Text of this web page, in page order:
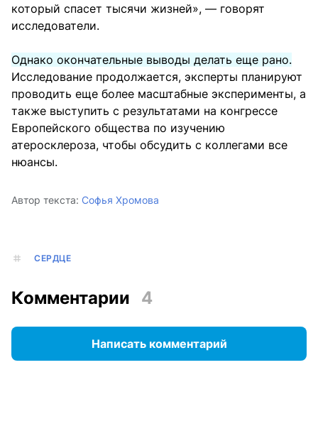
который спасет тысячи жизней», — говорят
исследователи.
Однако окончательные выводы делать еще рано.
Исследование продолжается, эксперты планируют
проводить еще более масштабные эксперименты, а
также выступить с результатами на конгрессе
Европейского общества по изучению
атеросклероза, чтобы обсудить с коллегами все
нюансы.
Автор текста: Софья Хромова
СЕРДЦЕ
Комментарии 4
Написать комментарий